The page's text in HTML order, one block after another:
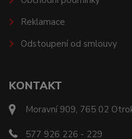
KONTAKT
Moravní 909, 765 02
577 926 226 - 229
Reklamace
Odstoupení od smlouvy